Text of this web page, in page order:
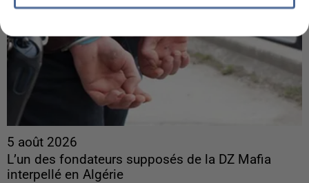
5 août 2026
L’un des fondateurs supposés de la DZ Mafia
interpellé en Algérie